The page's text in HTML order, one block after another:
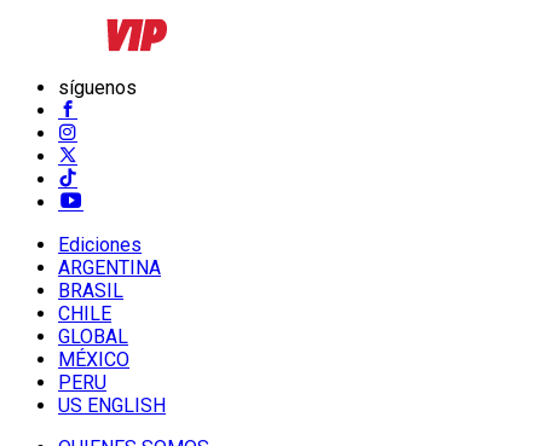
síguenos
Ediciones
ARGENTINA
BRASIL
CHILE
GLOBAL
MÉXICO
PERU
US ENGLISH